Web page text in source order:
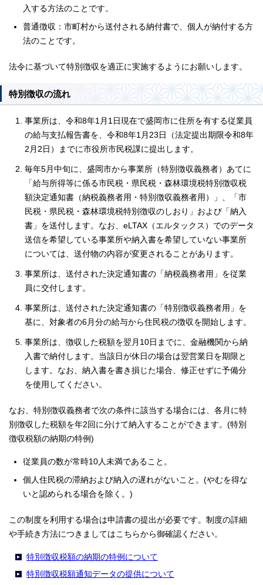
入する方法のことです。
普通徴収：市町村から送付される納付書で、個人が納付する方
法のことです。
法令に基づいて特別徴収を適正に実施するようにお願いします。
特別徴収の流れ
事業所は、令和8年1月1日現在で盛岡市に住所を有する従業員
の給与支払報告書を、令和8年1月23日（法定提出期限令和8年
2月2日）までに市役所市民税課に提出します。
毎年5月中旬に、盛岡市から事業所（特別徴収義務者）あてに
「給与所得等に係る市民税・県民税・森林環境税特別徴収税
額決定通知書（納税義務者用・特別徴収義務者用）」、「市
民税・県民税・森林環境税特別徴収のしおり」および「納入
書」を送付します。なお、eLTAX（エルタックス）でのデータ
送信を希望している事業所や納入書を希望していない事業所
については、送付物の内容が変更されることがあります。
事業所は、送付された決定通知書の「納税義務者用」を従業
員に交付します。
事業所は、送付された決定通知書の「特別徴収義務者用」を
基に、対象者の6月分の給与から住民税の徴収を開始します。
事業所は、徴収した税額を翌月10日までに、金融機関から納
入書で納付します。当該日が休日の場合は翌営業日を期限と
します。なお、納入書を書き損じた場合、修正せずに予備分
を使用してください。
なお、特別徴収義務者で次の条件に該当する場合には、各月に特
別徴収した税額を年2回に分けて納入することができます。(特別
徴収税額の納期の特例)
従業員の数が常時10人未満であること。
個人住民税の滞納および納入の遅れがないこと。(やむを得な
いと認められる場合を除く。)
この制度を利用する場合は申請書の提出が必要です。制度の詳細
や手続き方法につきましてはこちらから御確認ください。
特別徴収税額の納期の特例について
特別徴収税額通知データの提供について